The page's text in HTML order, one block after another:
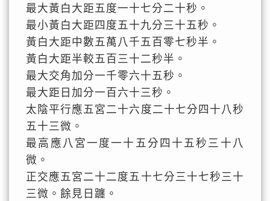
最大黃白大距五度一十七分二十秒。
最小黃白大距四度五十九分三十五秒。
黃白大距中數五萬八千五百零七秒半。
黃白大距半較五百三十二秒半。
最大交角加分一千零六十五秒。
最大距日加分一百六十三秒。
太陰平行應五宮二十六度二十七分四十八秒
五十三微。
最高應八宮一度一十五分四十五秒三十八
微。
正交應五宮二十二度五十七分三十七秒三十
三微。餘見日躔。